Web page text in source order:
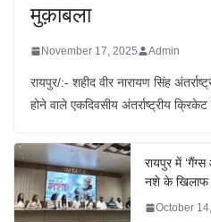
मुक़ाबला
November 17, 2025 Admin
रायपुर/:- शहीद वीर नारायण सिंह
होने वाले एकदिवसीय अंतर्राष्ट्रीय
रायपुर में ‘गैंग्स
नशे के खिलाफ
October